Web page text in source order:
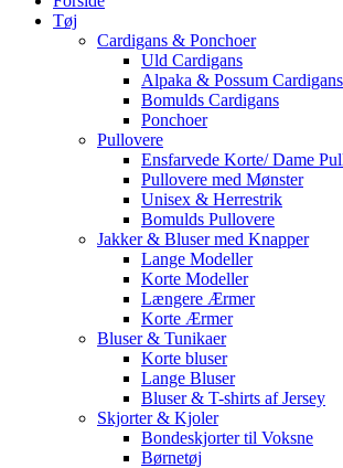
Tøj
Cardigans & Ponchoer
Uld Cardigans
Alpaka & Possum Cardigans
Bomulds Cardigans
Ponchoer
Pullovere
Ensfarvede Korte/ Dame
Pullovere med Mønster
Unisex & Herrestrik
Bomulds Pullovere
Jakker & Bluser med Knapper
Lange Modeller
Korte Modeller
Længere Ærmer
Korte Ærmer
Bluser & Tunikaer
Korte bluser
Lange Bluser
Bluser & T-shirts af Jersey
Skjorter & Kjoler
Bondeskjorter til Voksne
Børnetøj